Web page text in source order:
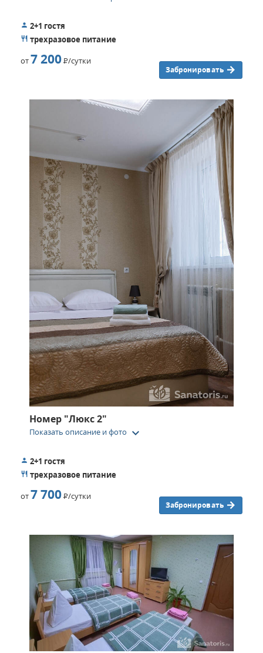
2+1 гостя
трехразовое питание
от7 200Р/сутки
Забронировать
Номер "Люкс 2"
Показать описание и фото keyboard_arrow_down
2+1 гостя
трехразовое питание
от7 700Р/сутки
Забронировать